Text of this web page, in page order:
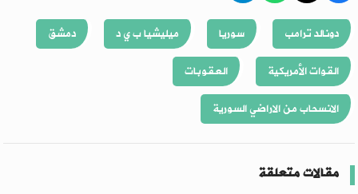
دونالد ترامب سوريا ميليشيا ب ي د
دمشق
القوات الأمريكية
العقوبات
الانسحاب من الاراضي السورية
مقالات متعلقة